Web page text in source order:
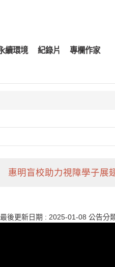
續環境 紀錄片 專欄作家
惠明盲校助力視障學子展
最後更新日期 : 2025-01-08 公告分